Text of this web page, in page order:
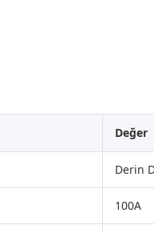
Değer
Derin
100A